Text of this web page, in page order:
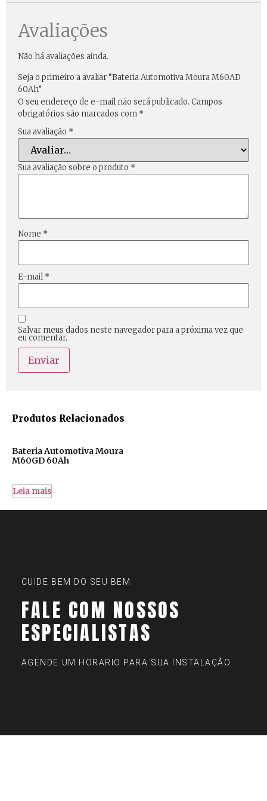
Avaliações
Não há avaliações ainda.
Seja o primeiro a avaliar “Bateria Automotiva Moura M60AD
60Ah”
O seu endereço de e-mail não será publicado. Campos
obrigatórios são marcados com *
Sua avaliação *
Sua avaliação sobre o produto *
Nome *
E-mail*
Salvar meus dados neste navegador para a próxima vez que
eu comentar.
Produtos Relacionados
Bateria Automotiva Moura
M60GD 60Ah
Leia mais
CUIDE BEM DO SEU BEM
FALE COM NOSSOS
ESPECIALISTAS
AGENDE UM HORARIO PARA SUA INSTALAÇÃO